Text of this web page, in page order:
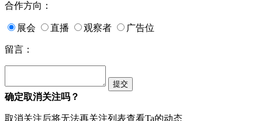
合作方向：
展会 直播 观察者 广告位
留言：
确定取消关注吗？
取消关注后将无法再关注列表查看Ta的动态